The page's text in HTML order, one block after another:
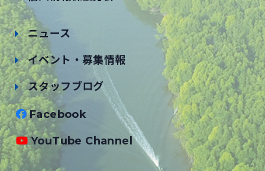
ニュース
イベント・募集情報
スタッフブログ
Facebook
YouTube Channel